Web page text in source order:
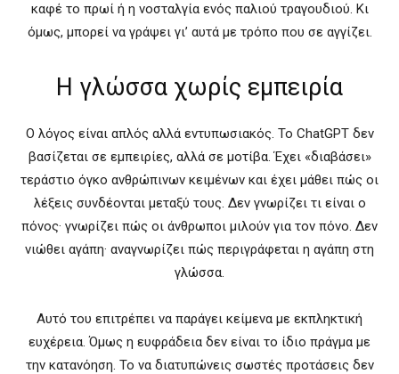
καφέ το πρωί ή η νοσταλγία ενός παλιού τραγουδιού. Κι
όμως, μπορεί να γράψει γι’ αυτά με τρόπο που σε αγγίζει.
Η γλώσσα χωρίς εμπειρία
Ο λόγος είναι απλός αλλά εντυπωσιακός. Το ChatGPT δεν
βασίζεται σε εμπειρίες, αλλά σε μοτίβα. Έχει «διαβάσει»
τεράστιο όγκο ανθρώπινων κειμένων και έχει μάθει πώς οι
λέξεις συνδέονται μεταξύ τους. Δεν γνωρίζει τι είναι ο
πόνος· γνωρίζει πώς οι άνθρωποι μιλούν για τον πόνο. Δεν
νιώθει αγάπη· αναγνωρίζει πώς περιγράφεται η αγάπη στη
γλώσσα.
Αυτό του επιτρέπει να παράγει κείμενα με εκπληκτική
ευχέρεια. Όμως η ευφράδεια δεν είναι το ίδιο πράγμα με
την κατανόηση. Το να διατυπώνεις σωστές προτάσεις δεν